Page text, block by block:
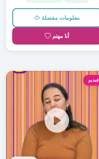
معلومات مفصلة
أنا مهتم
فيديو